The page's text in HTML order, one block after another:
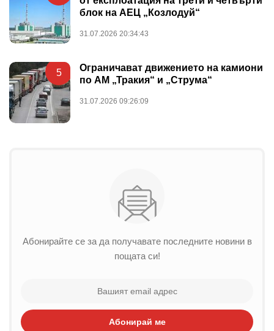
блок на АЕЦ „Козлодуй“
31.07.2026 20:34:43
5
Ограничават движението на камиони
по АМ „Тракия“ и „Струма“
31.07.2026 09:26:09
Абонирайте се за да получавате последните новини в
пощата си!
Абонирай ме